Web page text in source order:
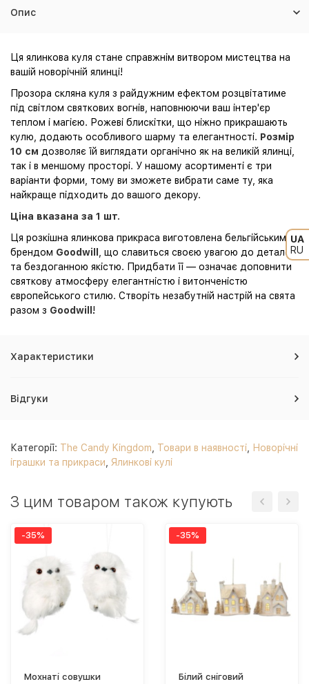
UA
RU
Опис
Ця ялинкова куля стане справжнім витвором мистецтва на
вашій новорічній ялинці!
Прозора скляна куля з райдужним ефектом розцвітатиме
під світлом святкових вогнів, наповнюючи ваш інтер'єр
теплом і магією. Рожеві блискітки, що ніжно прикрашають
кулю, додають особливого шарму та елегантності. Розмір
10 см дозволяє їй виглядати органічно як на великій ялинці,
так і в меншому просторі. У нашому асортименті є три
варіанти форми, тому ви зможете вибрати саме ту, яка
найкраще підходить до вашого декору.
Ціна вказана за 1 шт.
Ця розкішна ялинкова прикраса виготовлена бельгійським
брендом Goodwill
, що славиться своєю увагою до деталей
та бездоганною якістю. Придбати її — означає доповнити
святкову атмосферу елегантністю і витонченістю
європейського стилю. Створіть незабутній настрій на свята
разом з Goodwill !
Характеристики
Відгуки
Категорії: The Candy Kingdom Товари в наявності
Новорічні
іграшки та прикраси
Ялинкові кулі
З цим товаром також купують
-35%
Мохнаті совушки
-35%
Білий сніговий